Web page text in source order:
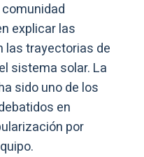
explicar las
las trayectorias de
sistema solar. La
sido uno de los
en
por